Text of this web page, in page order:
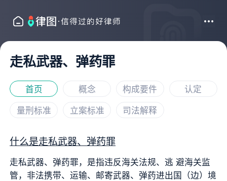
走私武器、弹药罪
首页 概念 构成要件
认定
量刑标准
立案标准 司法解释
什么是走私武器、弹药罪
走私武器、弹药罪，是指违反海关法规、逃 避海关监
管，非法携带、运输、邮寄武器、弹药进出国（边）境